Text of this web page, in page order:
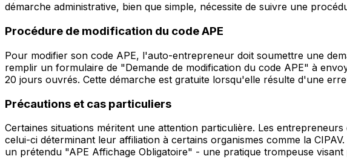
démarche administrative, bien que simple, nécessite de suivre une
Procédure de modification du code APE
Pour modifier son code APE, l'auto-entrepreneur doit soumettre une
remplir un formulaire de "Demande de modification du code APE" à
20 jours ouvrés. Cette démarche est gratuite lorsqu'elle résulte d'une
Précautions et cas particuliers
Certaines situations méritent une attention particulière. Les
celui-ci déterminant leur affiliation à certains organismes comme la
un prétendu "APE Affichage Obligatoire" - une pratique trompeuse